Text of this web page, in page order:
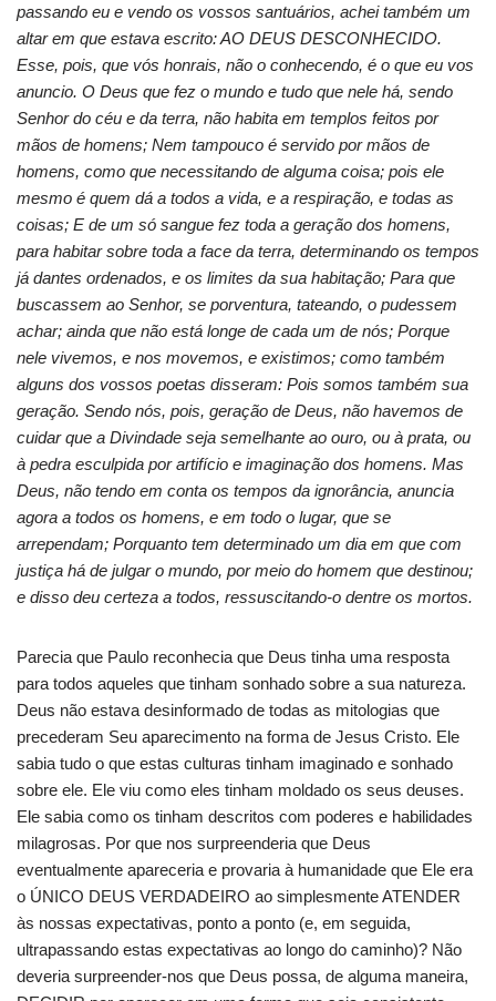
passando eu e vendo os vossos santuários, achei também um
altar em que estava escrito: AO DEUS DESCONHECIDO.
Esse, pois, que vós honrais, não o conhecendo, é o que eu vos
anuncio. O Deus que fez o mundo e tudo que nele há, sendo
Senhor do céu e da terra, não habita em templos feitos por
mãos de homens; Nem tampouco é servido por mãos de
homens, como que necessitando de alguma coisa; pois ele
mesmo é quem dá a todos a vida, e a respiração, e todas as
coisas; E de um só sangue fez toda a geração dos homens,
para habitar sobre toda a face da terra, determinando os tempos
já dantes ordenados, e os limites da sua habitação; Para que
buscassem ao Senhor, se porventura, tateando, o pudessem
achar; ainda que não está longe de cada um de nós; Porque
nele vivemos, e nos movemos, e existimos; como também
alguns dos vossos poetas disseram: Pois somos também sua
geração. Sendo nós, pois, geração de Deus, não havemos de
cuidar que a Divindade seja semelhante ao ouro, ou à prata, ou
à pedra esculpida por artifício e imaginação dos homens. Mas
Deus, não tendo em conta os tempos da ignorância, anuncia
agora a todos os homens, e em todo o lugar, que se
arrependam; Porquanto tem determinado um dia em que com
justiça há de julgar o mundo, por meio do homem que destinou;
e disso deu certeza a todos, ressuscitando-o dentre os mortos.
Parecia que Paulo reconhecia que Deus tinha uma resposta
para todos aqueles que tinham sonhado sobre a sua natureza.
Deus não estava desinformado de todas as mitologias que
precederam Seu aparecimento na forma de Jesus Cristo. Ele
sabia tudo o que estas culturas tinham imaginado e sonhado
sobre ele. Ele viu como eles tinham moldado os seus deuses.
Ele sabia como os tinham descritos com poderes e habilidades
milagrosas. Por que nos surpreenderia que Deus
eventualmente apareceria e provaria à humanidade que Ele era
o ÚNICO DEUS VERDADEIRO ao simplesmente ATENDER
às nossas expectativas, ponto a ponto (e, em seguida,
ultrapassando estas expectativas ao longo do caminho)? Não
deveria surpreender-nos que Deus possa, de alguma maneira,